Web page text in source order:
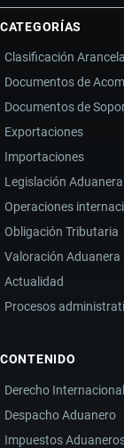
CATEGORÍAS
Clasificación
Documentos de
Documentos de
Exportaciones
Importaciones
Legislación Aduanera
Operaciones
Obligación Tributaria
Valoración Aduanera
Actualidad
Procesos
CONTENIDO
Derecho Internacional
Despacho Aduanero
Impuestos